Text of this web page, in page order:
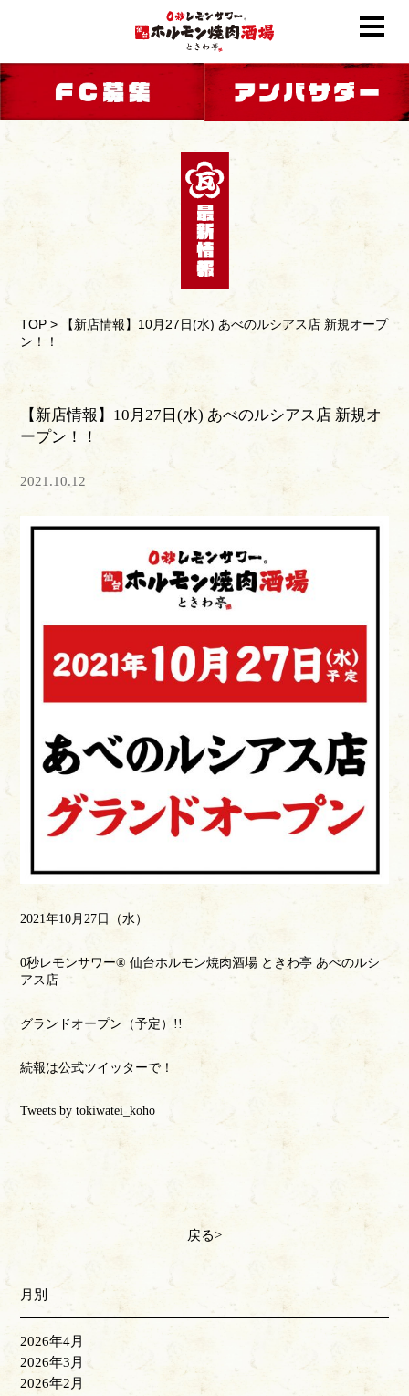
TOP >
【新店情報】10月27日(水) あべのルシアス店 新規オープ
ン！！
【新店情報】10月27日(水) あべのルシアス店 新規オ
ープン！！
2021.10.12
2021年10月27日（水）
0秒レモンサワー®️ 仙台ホルモン焼肉酒場 ときわ亭 あべのルシ
アス店
グランドオープン（予定）!!
続報は公式ツイッターで！
Tweets by tokiwatei_koho
戻る
月別
2026年4月
2026年3月
2026年2月